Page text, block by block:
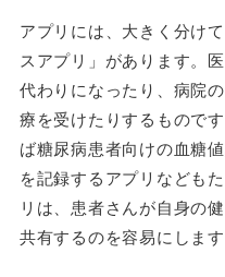
アプリには、大きく分け
スアプリ」があります。
代わりになったり、病院
療を受けたりするもので
ば糖尿病患者向けの血糖
を記録するアプリなども
リは、患者さんが自身の
共有するのを容易にします